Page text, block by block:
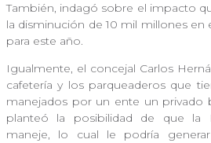
También, indagó sobre el impacto
la disminución de 10 mil millones
para este año.
Igualmente, el concejal Carlos
cafetería y los parqueaderos que
manejados por un ente un privado
planteó la posibilidad de que la
maneje, lo cual le podría